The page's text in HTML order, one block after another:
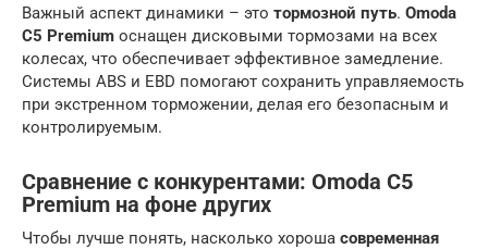
Важный аспект динамики – это тормозной путь. Omoda
C5 Premium оснащен дисковыми тормозами на всех
колесах, что обеспечивает эффективное замедление.
Системы ABS и EBD помогают сохранить управляемость
при экстренном торможении, делая его безопасным и
контролируемым.
Сравнение с конкурентами: Omoda C5
Premium на фоне других
Чтобы лучше понять, насколько хороша современная